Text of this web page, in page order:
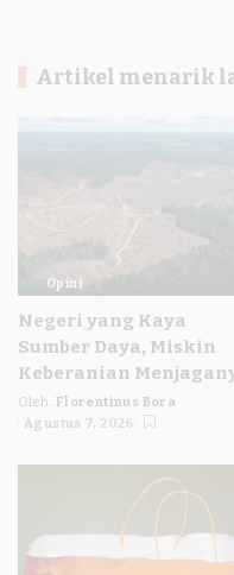
Artikel menarik
Opini
Negeri yang Kaya
Sumber Daya, Miskin
Keberanian
Posted
by
Oleh: Florentinus Bora
Agustus 7, 2026